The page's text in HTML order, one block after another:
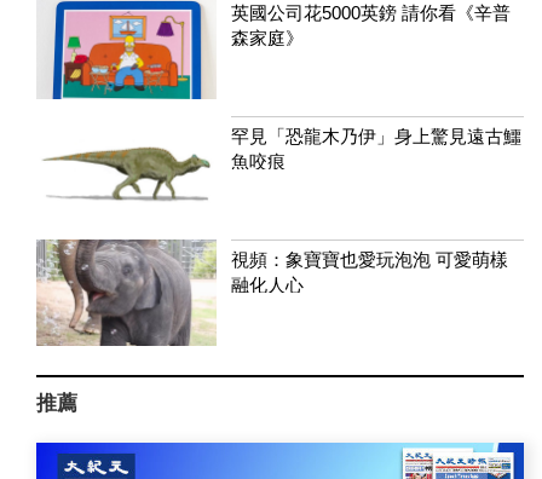
英國公司花5000英鎊 請你看《辛普
森家庭》
罕見「恐龍木乃伊」身上驚見遠古鱷
魚咬痕
視頻：象寶寶也愛玩泡泡 可愛萌樣
融化人心
推薦